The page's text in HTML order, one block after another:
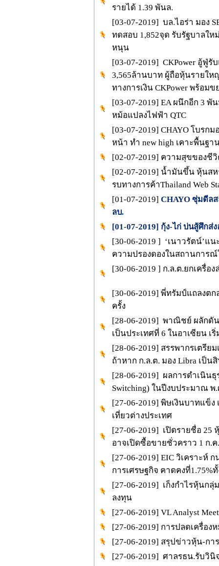
รายได้ 1.39 พันล.
[03-07-2019] บล.ไอร่า มอง
ทดสอบ 1,852จุด รับรัฐบาลให
หนุน
[03-07-2019] CKPower อู้ฟู่รั
3,565ล้านบาท ผู้ถือหุ้นรายให
ทางการเงิน CKPower พร้อม
[03-07-2019] EA ผนึกอีก 3 พั
หม้อแปลงไฟฟ้า QTC
[03-07-2019] CHAYO โบรก
หน้า ทำ new high เคาะพื้นฐา
[02-07-2019] ความสุขของชี
[02-07-2019] น้ำมันขึ้น หุ้นสห
รบทางการค้าThailand Web
[01-07-2019] CHAYO ซุ่มดีล
ลบ.
[01-07-2019] กุ้ง-ไก่ บ่นสู้ศึกส่
[30-06-2019 ] ‘เนาวรัตน์’แ
ความปรองดองในสถานการณ์
[30-06-2019 ] ก.ล.ต.ยกเครื่
[30-06-2019] พี่ทรัมป์แถลงต
ครั้ง
[28-06-2019] พาณิชย์ ผลักดั
เป็นประเทศที่ 6 ในอาเซียน เ
[28-06-2019] สรรพากรเตรีย
ถ้าหาก ก.ล.ต. มอง Libra เป็น
[28-06-2019] ผลการดำเนิน
Switching) ในปีงบประมาณ พ.
[27-06-2019] พิษเงินบาทแข็
เที่ยวต่างประเทศ
[27-06-2019] เปิดรายชื่อ 25
อาจเปิดซื้อขายชั่วคราว 1 ก.ค
[27-06-2019] EIC วิเคราะห์
การเศรษฐกิจ คาดคงที่1.75%
[27-06-2019] เก็งกำไรหุ้นกลุ่
ลงทุน
[27-06-2019] VL Analyst
[27-06-2019] การปลดเครื่องห
[27-06-2019] สรุปข่าวหุ้น-กา
[27-06-2019] ศาลรธน.รับวินิ